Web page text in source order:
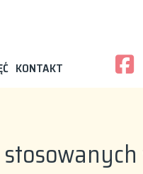
KONTAKT